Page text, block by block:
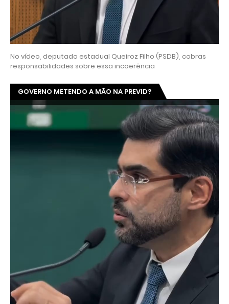
No vídeo, deputado estadual Queiroz Filho (PSDB), cobras
responsabilidades sobre essa incoerência
GOVERNO METENDO A MÃO NA PREVID?